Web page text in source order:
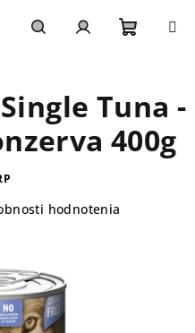
košík
Tuna -
400g
hodnotenia